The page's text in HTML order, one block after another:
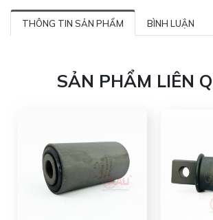
THÔNG TIN SẢN PHẨM BÌNH LUẬN
SẢN PHẨM LIÊN